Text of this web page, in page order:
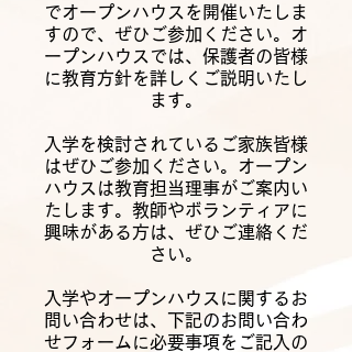
でオープンハウスを開催いたしま
すので、ぜひご参加ください。オ
ープンハウスでは、保護者の皆様
に教育方針を詳しくご説明いたし
ます。
入学を検討されているご家族皆様
はぜひご参加ください。オープン
ハウスは教育担当理事がご案内い
たします。教師やボランティアに
興味がある方は、ぜひご連絡くだ
さい。
入学やオープンハウスに関するお
問い合わせは、下記のお問い合わ
せフォームに必要事項をご記入の